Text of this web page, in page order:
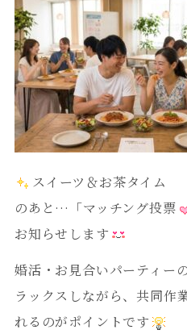
スイーツ＆お茶タイム
のあと…「マッチング投票
お知らせします
婚活・お見合いパーティー
ラックスしながら、共同作
れるのがポイントです